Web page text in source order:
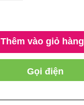
Thêm vào giỏ hàng
Gọi điện